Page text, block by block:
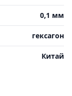
0,1 мм
гексагон
Китай